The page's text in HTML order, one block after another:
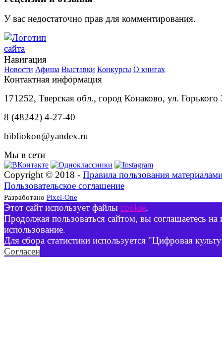
У вас недостаточно прав для комментирования.
Навигация
Новости Афиша Выставки Конкурсы О книгах
Контактная информация
171252, Тверская обл., город Конаково, ул. Горького
8 (48242) 4-27-40
bibliokon@yandex.ru
Мы в сети
Copyright © 2018 - Правила пользования
Пользовательское соглашение
Разработано Pixel-One
Этот сайт использует файлы cookie.
Продолжая пользоваться сайтом, вы соглашаетесь на
использование.
Для сбора статистики используется "Цифровая
Согласен